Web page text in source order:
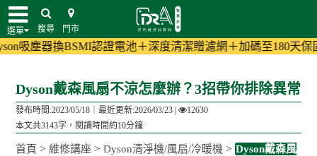
選單 搜尋 門市
BSMI認證電池＋深度清潔贈濾網＋加碼至180天保固!(活動詳情
Dyson戴森風扇不涼怎麼辦？3招帶你排除異常
發布時間:2023/05/18｜最近更新:2026/03/23 |
12630
本文共3143字，閱讀時間約10分鐘
首頁 >維修講座 >Dyson清淨機/風扇/冷暖機 > Dyson戴森風